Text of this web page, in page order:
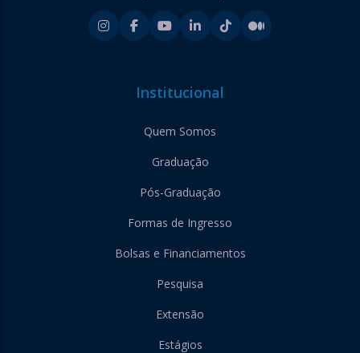
Institucional
Quem Somos
Graduação
Pós-Graduação
Formas de Ingresso
Bolsas e Financiamentos
Pesquisa
Extensão
Estágios